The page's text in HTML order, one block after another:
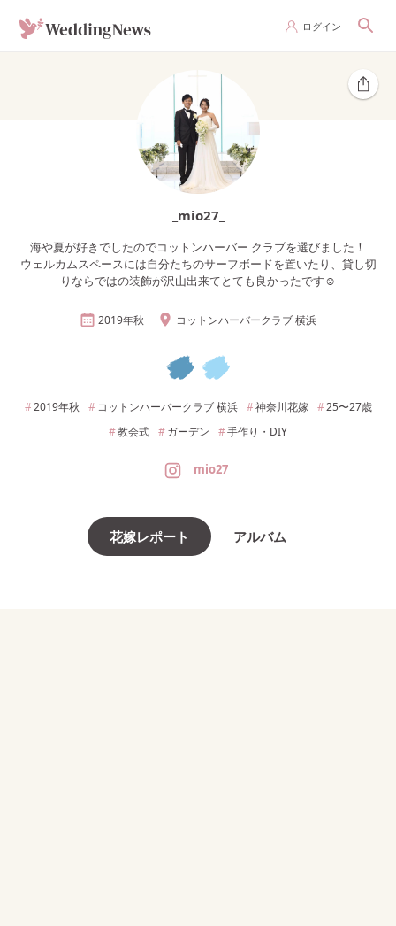
ログイン
_mio27_
海や夏が好きでしたのでコットンハーバー クラブを選びました！
ウェルカムスペースには自分たちのサーフボードを置いたり、貸し切
りならではの装飾が沢山出来てとても良かったです☺︎
2019年秋 コットンハーバークラブ 横浜
2019年秋 コットンハーバークラブ 横浜 神奈川花嫁 25〜27歳
教会式
ガーデン 手作り・DIY
_mio27_
花嫁レポート アルバム